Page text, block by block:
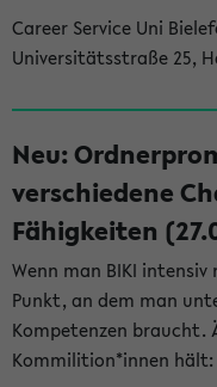
Career Service Uni
Universitätsstraße 25,
Neu:
verschiedene
Fähigkeiten
Wenn man BIKI
Punkt, an dem man
Kompetenzen braucht.
Kommilition*innen hält: